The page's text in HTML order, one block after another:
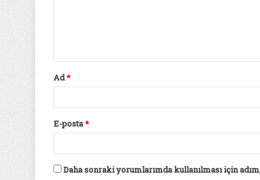
Ad*
E-posta*
Daha sonraki yorumlarımda kullanılması için